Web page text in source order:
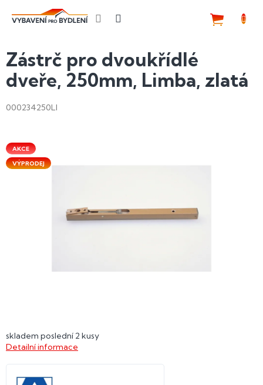
Zástrč pro dvoukřídlé
dveře, 250mm, Limba, zlatá
000234250LI
AKCE
VÝPRODEJ
skladem poslední 2 kusy
Detailní informace